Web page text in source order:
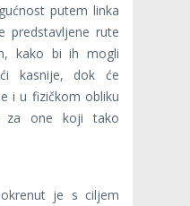
putem linka
predstavljene rute
kako bi ih mogli
kasnije, dok će
i u fizičkom obliku
za one koji tako
je s ciljem